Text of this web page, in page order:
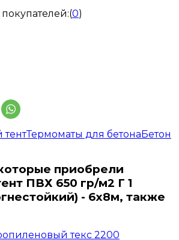
(0)
тентТермоматы для бетонаБетон
приобрели
ПВХ 650 гр/м2 Г 1
- 6x8м, также